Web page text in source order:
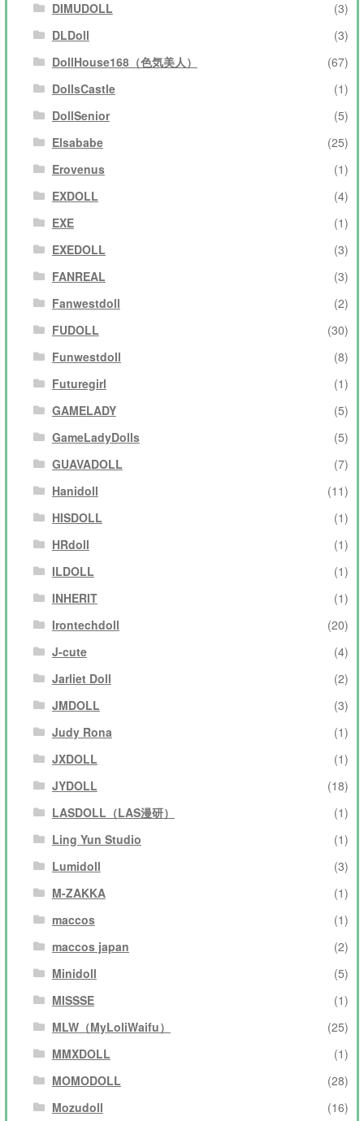
DIMUDOLL
(3)
DLDoll
(3)
DollHouse168（色気美人）
(67)
DollsCastle
(1)
DollSenior
(5)
Elsababe
(25)
Erovenus
(1)
EXDOLL
(4)
EXE
(1)
EXEDOLL
(3)
FANREAL
(3)
Fanwestdoll
(2)
FUDOLL
(30)
Funwestdoll
(8)
Futuregirl
(1)
GAMELADY
(5)
GameLadyDolls
(5)
GUAVADOLL
(7)
Hanidoll
(11)
HISDOLL
(1)
HRdoll
(1)
ILDOLL
(1)
INHERIT
(1)
Irontechdoll
(20)
J-cute
(4)
Jarliet Doll
(2)
JMDOLL
(3)
Judy Rona
(1)
JXDOLL
(1)
JYDOLL
(18)
LASDOLL（LAS漫研）
(1)
Ling Yun Studio
(1)
Lumidoll
(3)
M-ZAKKA
(1)
maccos
(1)
maccos japan
(2)
Minidoll
(5)
MISSSE
(1)
MLW（MyLoliWaifu）
(25)
MMXDOLL
(1)
MOMODOLL
(28)
Mozudoll
(16)